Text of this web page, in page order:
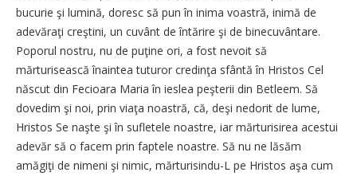
bucurie şi lumină, doresc să pun în inima voastră, inimă de
adevăraţi creştini, un cuvânt de întărire şi de binecuvântare.
Poporul nostru, nu de puţine ori, a fost nevoit să
mărturisească înaintea tuturor credinţa sfântă în Hristos Cel
născut din Fecioara Maria în ieslea peşterii din Betleem. Să
dovedim şi noi, prin viaţa noastră, că, deşi nedorit de lume,
Hristos Se naşte şi în sufletele noastre, iar mărturisirea acestui
adevăr să o facem prin faptele noastre. Să nu ne lăsăm
amăgiţi de nimeni şi nimic, mărturisindu-L pe Hristos aşa cum